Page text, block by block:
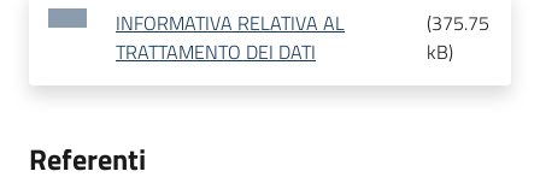
INFORMATIVA RELATIVA AL
TRATTAMENTO DEI DATI
(375.75
kB)
Referenti